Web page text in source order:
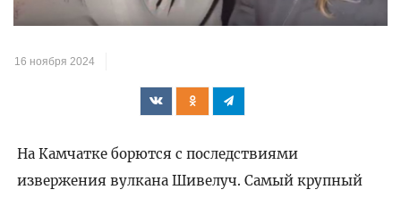
16 ноября 2024
На Камчатке борются с последствиями
извержения вулкана Шивелуч. Самый крупный